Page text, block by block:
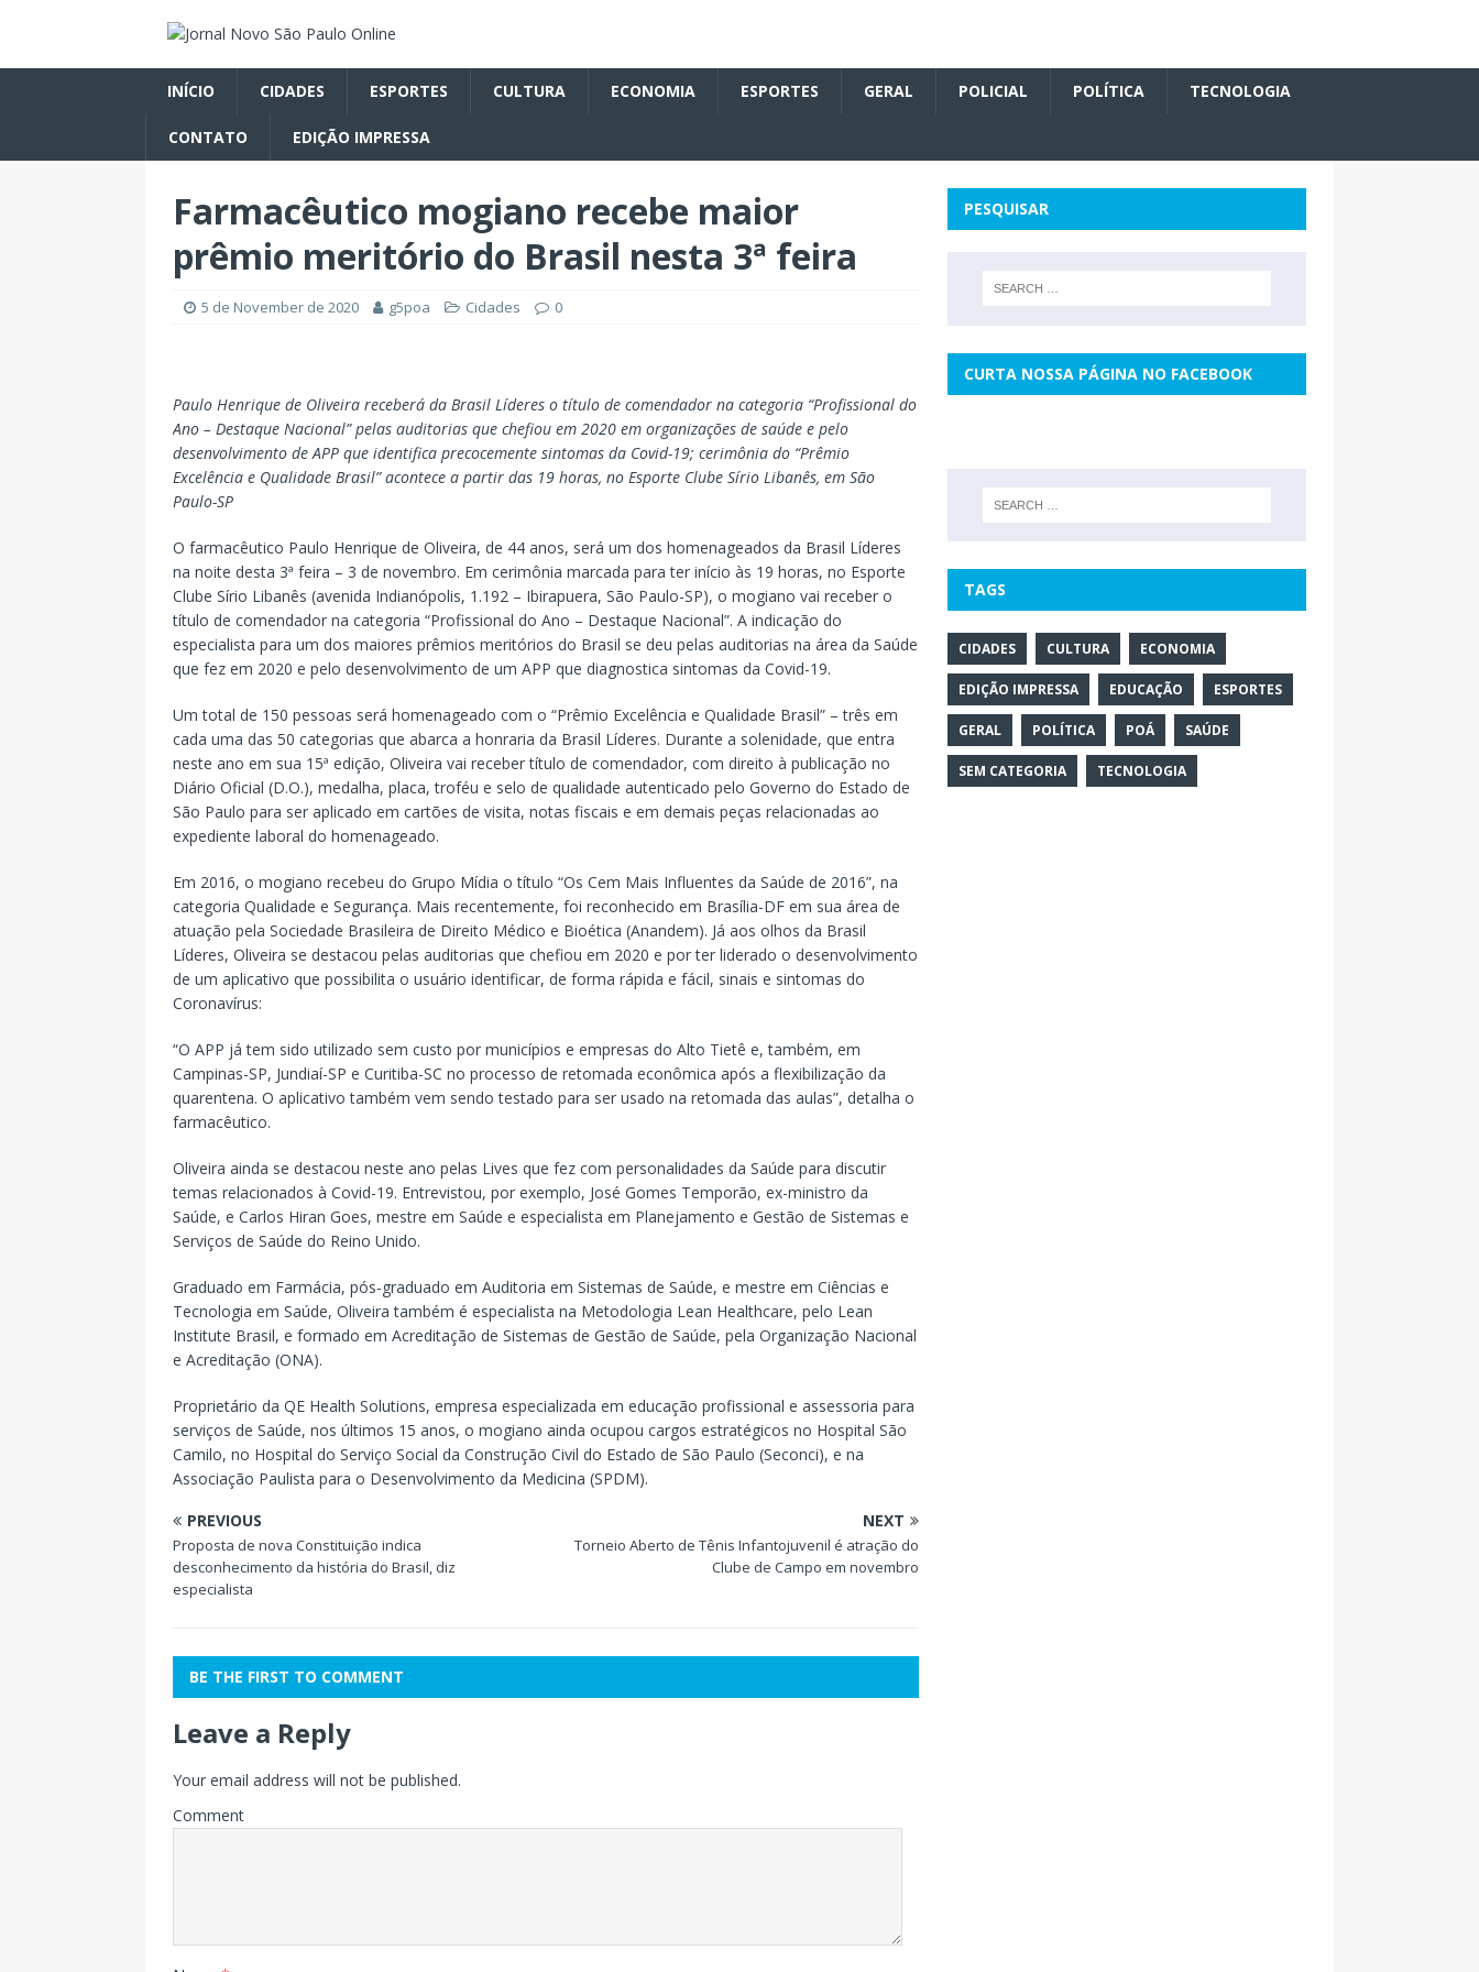
INÍCIO CIDADES ESPORTES CULTURA ECONOMIA ESPORTES GERAL POLICIAL POLÍTICA TECNOLOGIA
CONTATO EDIÇÃO IMPRESSA
Farmacêutico mogiano recebe maior
prêmio meritório do Brasil nesta 3ª feira
5 de November de 2020 g5poa Cidades 0
Paulo Henrique de Oliveira receberá da Brasil Líderes o título de comendador na categoria “Profissional do
Ano – Destaque Nacional” pelas auditorias que chefiou em 2020 em organizações de saúde e pelo
desenvolvimento de APP que identifica precocemente sintomas da Covid-19; cerimônia do “Prêmio
Excelência e Qualidade Brasil” acontece a partir das 19 horas, no Esporte Clube Sírio Libanês, em São
Paulo-SP
O farmacêutico Paulo Henrique de Oliveira, de 44 anos, será um dos homenageados da Brasil Líderes
na noite desta 3ª feira – 3 de novembro. Em cerimônia marcada para ter início às 19 horas, no Esporte
Clube Sírio Libanês (avenida Indianópolis, 1.192 – Ibirapuera, São Paulo-SP), o mogiano vai receber o
título de comendador na categoria “Profissional do Ano – Destaque Nacional”. A indicação do
especialista para um dos maiores prêmios meritórios do Brasil se deu pelas auditorias na área da Saúde
que fez em 2020 e pelo desenvolvimento de um APP que diagnostica sintomas da Covid-19.
Um total de 150 pessoas será homenageado com o “Prêmio Excelência e Qualidade Brasil” – três em
cada uma das 50 categorias que abarca a honraria da Brasil Líderes. Durante a solenidade, que entra
neste ano em sua 15ª edição, Oliveira vai receber título de comendador, com direito à publicação no
Diário Oficial (D.O.), medalha, placa, troféu e selo de qualidade autenticado pelo Governo do Estado de
São Paulo para ser aplicado em cartões de visita, notas fiscais e em demais peças relacionadas ao
expediente laboral do homenageado.
Em 2016, o mogiano recebeu do Grupo Mídia o título “Os Cem Mais Influentes da Saúde de 2016”, na
categoria Qualidade e Segurança. Mais recentemente, foi reconhecido em Brasília-DF em sua área de
atuação pela Sociedade Brasileira de Direito Médico e Bioética (Anandem). Já aos olhos da Brasil
Líderes, Oliveira se destacou pelas auditorias que chefiou em 2020 e por ter liderado o desenvolvimento
de um aplicativo que possibilita o usuário identificar, de forma rápida e fácil, sinais e sintomas do
Coronavírus:
“O APP já tem sido utilizado sem custo por municípios e empresas do Alto Tietê e, também, em
Campinas-SP, Jundiaí-SP e Curitiba-SC no processo de retomada econômica após a flexibilização da
quarentena. O aplicativo também vem sendo testado para ser usado na retomada das aulas”, detalha o
farmacêutico.
Oliveira ainda se destacou neste ano pelas Lives que fez com personalidades da Saúde para discutir
temas relacionados à Covid-19. Entrevistou, por exemplo, José Gomes Temporão, ex-ministro da
Saúde, e Carlos Hiran Goes, mestre em Saúde e especialista em Planejamento e Gestão de Sistemas e
Serviços de Saúde do Reino Unido.
Graduado em Farmácia, pós-graduado em Auditoria em Sistemas de Saúde, e mestre em Ciências e
Tecnologia em Saúde, Oliveira também é especialista na Metodologia Lean Healthcare, pelo Lean
Institute Brasil, e formado em Acreditação de Sistemas de Gestão de Saúde, pela Organização Nacional
e Acreditação (ONA).
Proprietário da QE Health Solutions, empresa especializada em educação profissional e assessoria para
serviços de Saúde, nos últimos 15 anos, o mogiano ainda ocupou cargos estratégicos no Hospital São
Camilo, no Hospital do Serviço Social da Construção Civil do Estado de São Paulo (Seconci), e na
Associação Paulista para o Desenvolvimento da Medicina (SPDM).
PREVIOUS
Proposta de nova Constituição indica
desconhecimento da história do Brasil, diz
especialista
NEXT
Torneio Aberto de Tênis Infantojuvenil é atração do
Clube de Campo em novembro
BE THE FIRST TO COMMENT
Leave a Reply
Your email address will not be published.
Comment
PESQUISAR
CURTA NOSSA PÁGINA NO FACEBOOK
TAGS
CIDADES CULTURA ECONOMIA
EDIÇÃO IMPRESSA EDUCAÇÃO ESPORTES
GERAL POLÍTICA POÁ SAÚDE
SEM CATEGORIA TECNOLOGIA